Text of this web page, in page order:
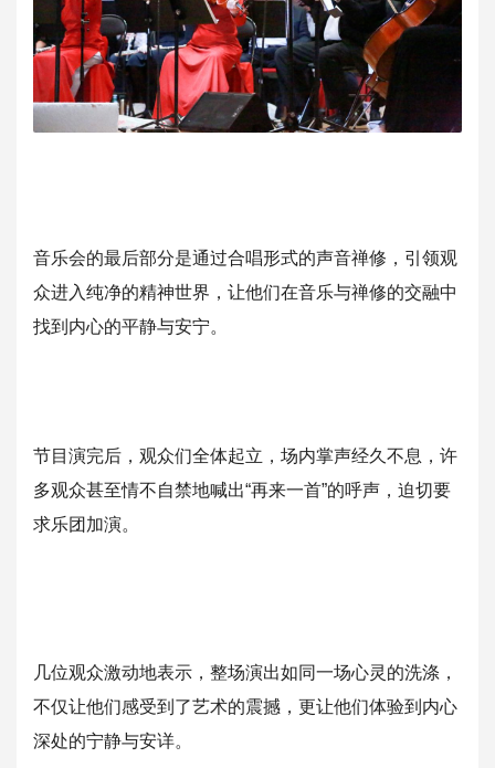
音乐会的最后部分是通过合唱形式的声音禅修，引领观
众进入纯净的精神世界，让他们在音乐与禅修的交融中
找到内心的平静与安宁。
节目演完后，观众们全体起立，场内掌声经久不息，许
多观众甚至情不自禁地喊出“再来一首”的呼声，迫切要
求乐团加演。
几位观众激动地表示，整场演出如同一场心灵的洗涤，
不仅让他们感受到了艺术的震撼，更让他们体验到内心
深处的宁静与安详。